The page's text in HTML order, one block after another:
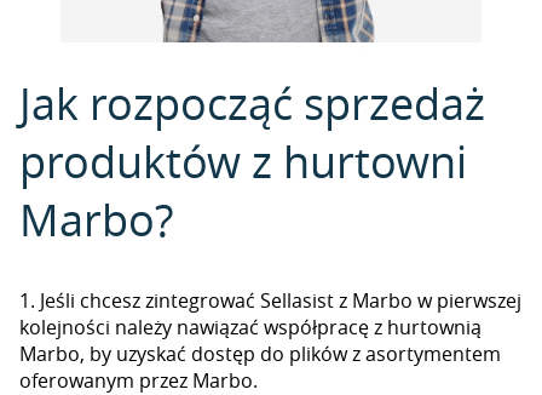
Jak rozpocząć sprzedaż
produktów z hurtowni
Marbo?
1. Jeśli chcesz zintegrować Sellasist z Marbo w pierwszej
kolejności należy nawiązać współpracę z hurtownią
Marbo, by uzyskać dostęp do plików z asortymentem
oferowanym przez Marbo.